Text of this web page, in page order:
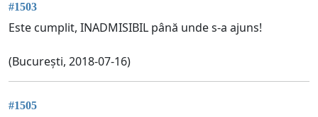
#1503
Este cumplit, INADMISIBIL până unde s-a ajuns!
(București, 2018-07-16)
#1505